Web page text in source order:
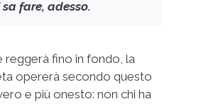
sa fare, adesso.
reggerà fino in fondo, la
opererà secondo questo
e più onesto: non chi ha